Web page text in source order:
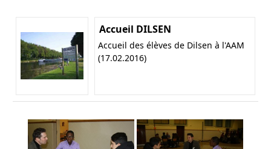
Accueil DILSEN
Accueil des élèves de Dilsen à l'AAM
(17.02.2016)